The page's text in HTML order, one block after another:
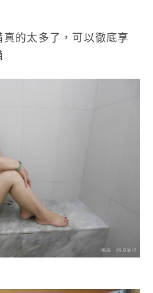
的太多了，可以徹底享